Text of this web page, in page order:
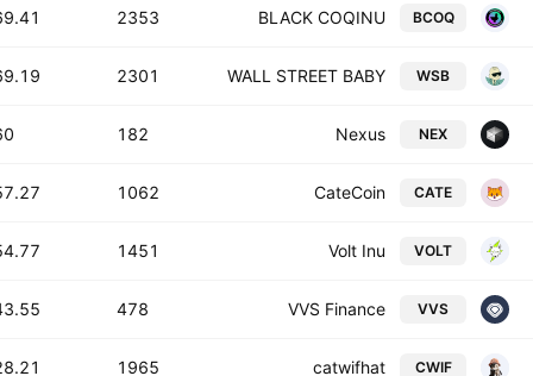
BCOQ
BLACK COQINU
2353
T
WSB
WALL STREET BABY
2301
T
NEX
Nexus
182
T
CATE
CateCoin
1062
T
VOLT
Volt Inu
1451
T
VVS
VVS Finance
478
T
CWIF
catwifhat
1965
T